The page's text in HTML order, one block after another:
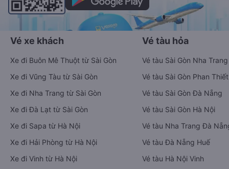
Vé xe khách
Xe đi Buôn Mê Thuột từ Sài Gòn
Xe đi Vũng Tàu từ Sài Gòn
Xe đi Nha Trang từ Sài Gòn
Xe đi Đà Lạt từ Sài Gòn
Xe đi Sapa từ Hà Nội
Xe đi Hải Phòng từ Hà Nội
Xe đi Vinh từ Hà Nội
Vé tàu hỏa
Vé tàu Sài Gòn Nha Trang
Vé tàu Sài Gòn Phan Thiết
Vé tàu Sài Gòn Đà Nẵng
Vé tàu Sài Gòn Hà Nội
Vé tàu Nha Trang Đà
Vé tàu Đà Nẵng Huế
Vé tàu Hà Nội Vinh